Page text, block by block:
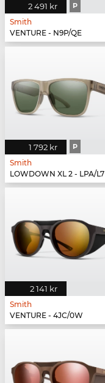
2 491 kr P
Smith
VENTURE - N9P/QE
1 792 kr P
Smith
LOWDOWN XL 2 - LPA/L7
2 141 kr
Smith
VENTURE - 4JC/0W